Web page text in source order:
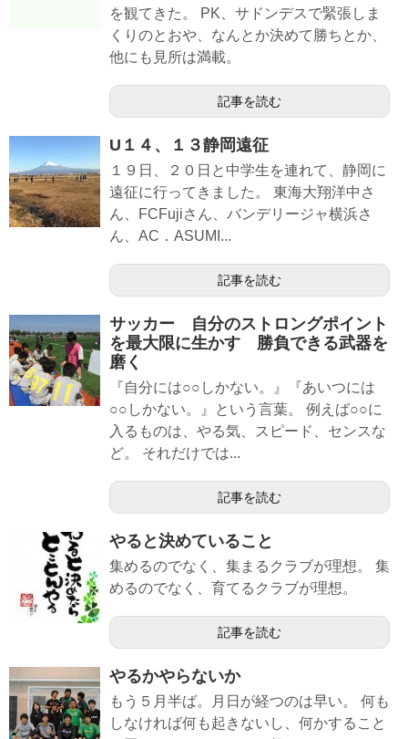
を観てきた。 PK、サドンデスで緊張しま
くりのとおや、なんとか決めて勝ちとか、
他にも見所は満載。
記事を読む
U１４、１３静岡遠征
１９日、２０日と中学生を連れて、静岡に
遠征に行ってきました。 東海大翔洋中さ
ん、FCFujiさん、バンデリージャ横浜さ
ん、AC．ASUMI...
記事を読む
サッカー 自分のストロングポイント
を最大限に生かす 勝負できる武器を
磨く
『自分には○○しかない。』『あいつには
○○しかない。』という言葉。 例えば○○に
入るものは、やる気、スピード、センスな
ど。 それだけでは...
記事を読む
やると決めていること
集めるのでなく、集まるクラブが理想。 集
めるのでなく、育てるクラブが理想。
記事を読む
やるかやらないか
もう５月半ば。月日が経つのは早い。 何も
しなければ何も起きないし、何かすること